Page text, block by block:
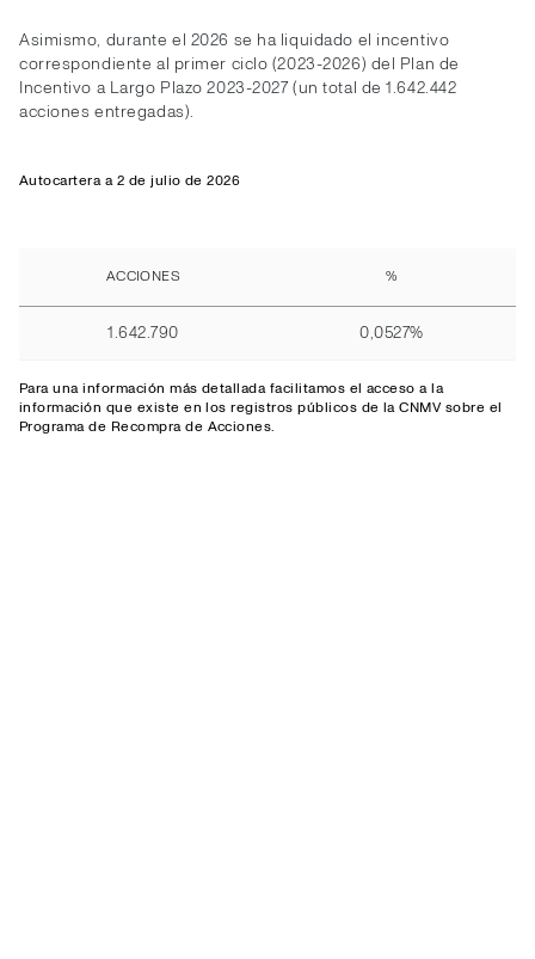
Asimismo, durante el 2026 se ha liquidado el incentivo
correspondiente al primer ciclo (2023-2026) del Plan de
Incentivo a Largo Plazo 2023-2027 (un total de 1.642.442
acciones entregadas).
Autocartera a 2 de julio de 2026
ACCIONES %
1.642.790 0,0527%
Para una información más detallada facilitamos el accesoa la
información que existe en los registros públicos de la CNMV sobre el
Programa de Recompra de Acciones.